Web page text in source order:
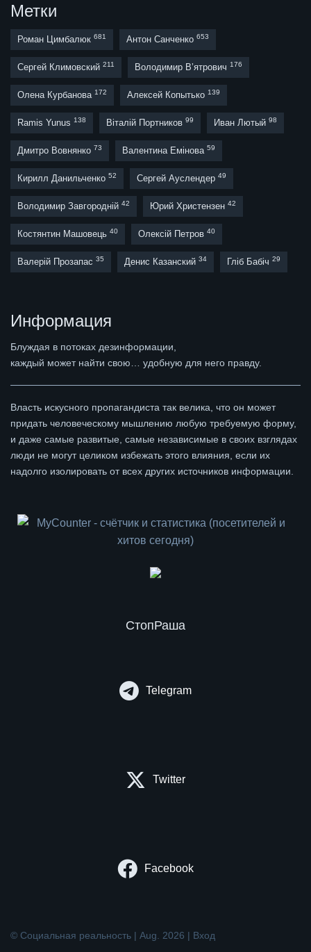
Метки
Роман Цимбалюк 681 Антон Санченко 653
Сергей Климовский 211 Володимир В’ятрович 176
Олена Курбанова 172 Алексей Копытько 139
Ramis Yunus 138 Віталій Портников 99 Иван Лютый 98
Дмитро Вовнянко 73 Валентина Емінова 59
Кирилл Данильченко 52 Сергей Ауслендер 49
Володимир Завгородній 42 Юрий Христензен 42
Костянтин Машовець 40 Олексій Петров 40
Валерій Прозапас 35 Денис Казанский 34 Гліб Бабіч 29
Информация
Блуждая в потоках дезинформации,
каждый может найти свою… удобную для него правду.
Власть искусного пропагандиста так велика, что он может
придать человеческому мышлению любую требуемую форму,
и даже самые развитые, самые независимые в своих взглядах
люди не могут целиком избежать этого влияния, если их
надолго изолировать от всех других источников информации.
СтопРаша
Telegram
Twitter
Facebook
© Социальная реальность | Aug. 2026 | Вход